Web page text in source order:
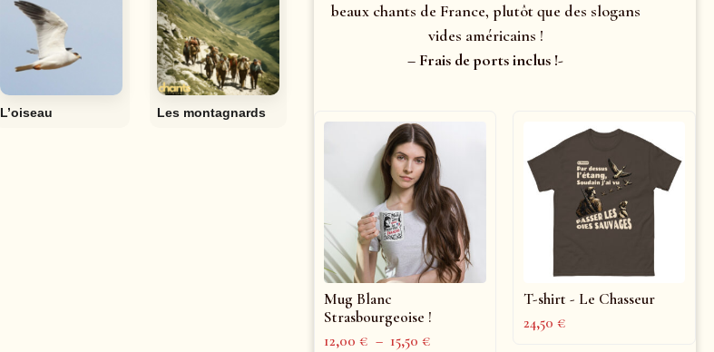
L’oiseau Les montagnards
beaux chants de France, plutôt que des slogans
vides américains !
– Frais de ports inclus !-
Mug Blanc
Strasbourgeoise !
12,00€ – 15,50€
T-shirt - Le Chasseur
24,50€